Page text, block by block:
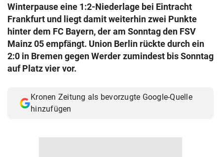
© Krone Multimedia GmbH & Co KG 2026
Muthgasse 2, 1190 Wien
Winterpause eine 1:2-Niederlage bei Eintracht
Frankfurt und liegt damit weiterhin zwei Punkte
hinter dem FC Bayern, der am Sonntag den FSV
Mainz 05 empfängt. Union Berlin rückte durch ein
2:0 in Bremen gegen Werder zumindest bis Sonntag
auf Platz vier vor.
Kronen Zeitung als bevorzugte Google-Quelle
hinzufügen